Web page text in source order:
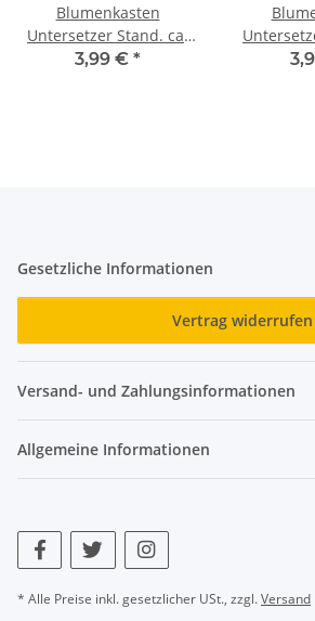
Blumenkasten
Untersetzer Stand. ca.
100cm anthrazit
3,99 € *
Gesetzliche Informationen
Vertrag widerrufen
Versand- und Zahlungsinformationen
Allgemeine Informationen
* Alle Preise inkl. gesetzlicher USt., zzgl.Versand